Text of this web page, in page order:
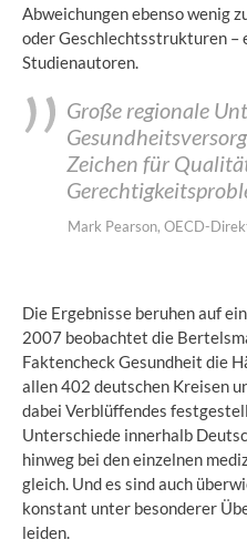
Abweichungen ebenso wenig
oder Geschlechtsstrukturen –
Studienautoren.
Große regionale
Zeichen für
Mark Pearson, OECD-
Die Ergebnisse beruhen auf
2007 beobachtet die
Faktencheck Gesundheit die
allen 402 deutschen Kreisen
dabei Verblüffendes
Unterschiede innerhalb
hinweg bei den einzelnen
gleich. Und es sind auch
konstant unter besonderer
leiden.